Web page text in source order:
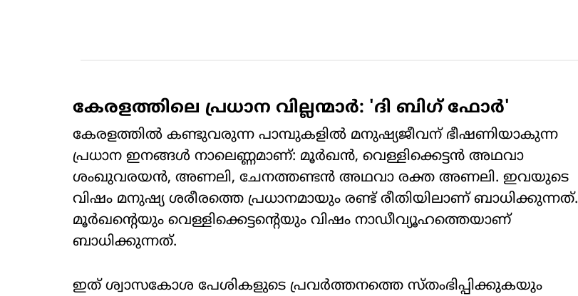
കേരളത്തിലെ പ്രധാന വില്ലന്മാർ: 'ദി ബിഗ് ഫോർ'
കേരളത്തിൽ കണ്ടുവരുന്ന പാമ്പുകളിൽ മനുഷ്യജീവന് ഭീഷണിയാകുന്ന
പ്രധാന ഇനങ്ങൾ നാലെണ്ണമാണ്: മൂർഖൻ, വെള്ളിക്കെട്ടൻ അഥവാ
ശംഖുവരയൻ, അണലി, ചേനത്തണ്ടൻ അഥവാ രക്ത അണലി. ഇവയുടെ
വിഷം മനുഷ്യ ശരീരത്തെ പ്രധാനമായും രണ്ട് രീതിയിലാണ് ബാധിക്കുന്നത്.
മൂർഖന്റെയും വെള്ളിക്കെട്ടന്റെയും വിഷം നാഡീവ്യൂഹത്തെയാണ്
ബാധിക്കുന്നത്.
ഇത് ശ്വാസകോശ പേശികളുടെ പ്രവർത്തനത്തെ സ്തംഭിപ്പിക്കുകയും